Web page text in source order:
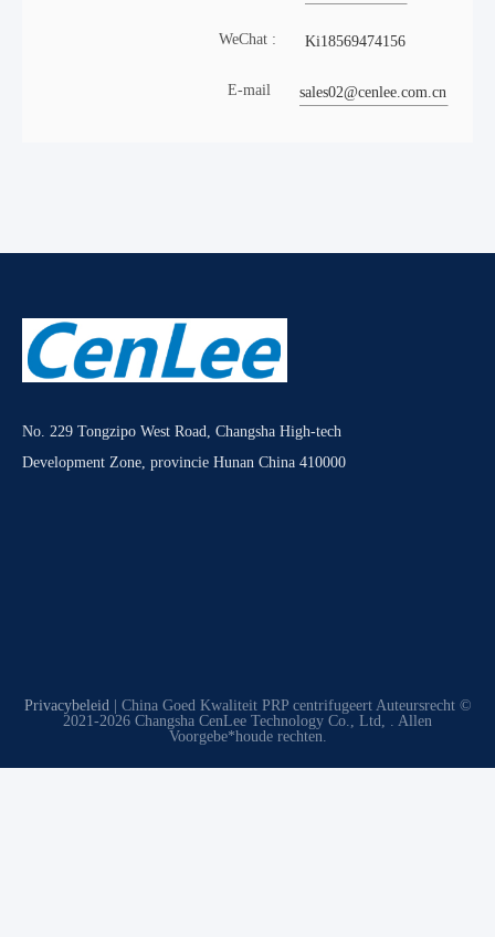
WeChat : Ki18569474156
E-mail sales02@cenlee.com.cn
No. 229 Tongzipo West Road, Changsha High-tech
Development Zone, provincie Hunan China 410000
Privacybeleid| China Goed Kwaliteit PRP centrifugeert Auteursrecht ©
2021-2026 Changsha CenLee Technology Co., Ltd, . Allen
Voorgebe*houde rechten.